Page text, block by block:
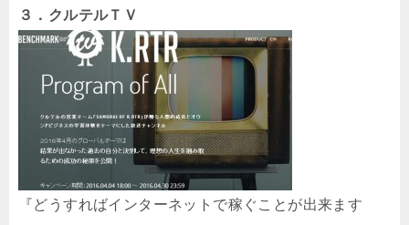
３．クルテルＴＶ
『どうすればインターネットで稼ぐことが出来ます